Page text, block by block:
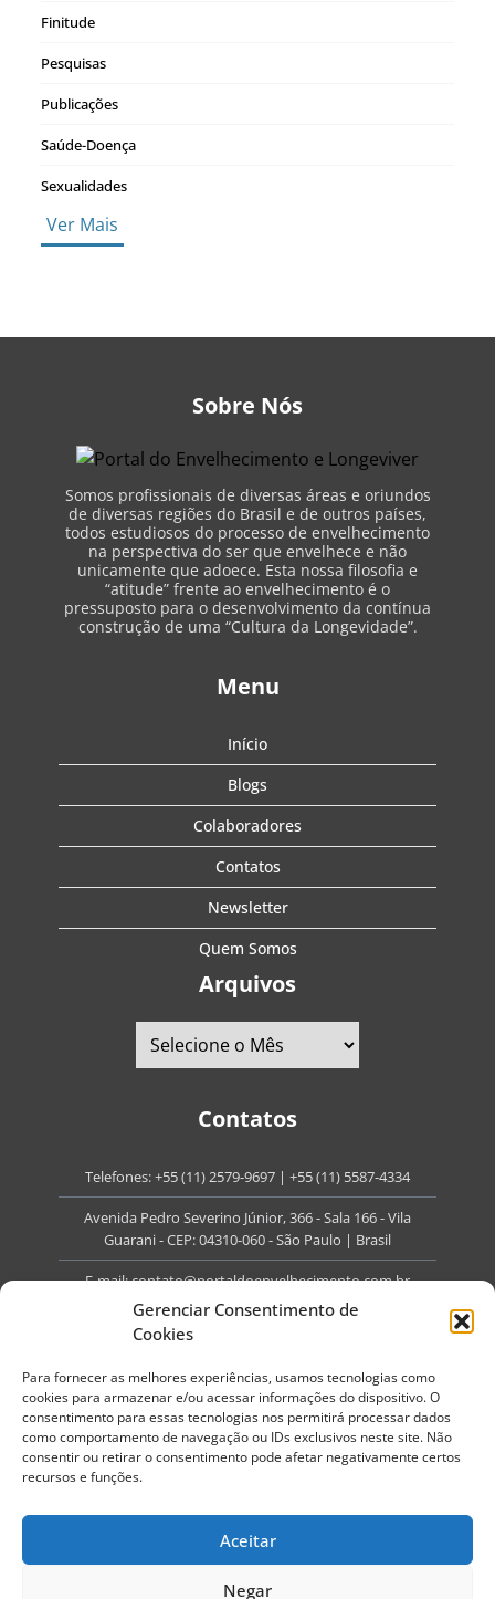
Gerenciar Consentimento de
Cookies
Para fornecer as melhores experiências, usamos tecnologias como
cookies para armazenar e/ou acessar informações do dispositivo. O
consentimento para essas tecnologias nos permitirá processar dados
como comportamento de navegação ou IDs exclusivos neste site. Não
consentir ou retirar o consentimento pode afetar negativamente certos
recursos e funções.
Aceitar
Negar
Finitude
Pesquisas
Publicações
Saúde-Doença
Sexualidades
Ver Mais
Sobre Nós
Somos profissionais de diversas áreas e oriundos
de diversas regiões do Brasil e de outros países,
todos estudiosos do processo de envelhecimento
na perspectiva do ser que envelhece e não
unicamente que adoece. Esta nossa filosofia e
“atitude” frente ao envelhecimento é o
pressuposto para o desenvolvimento da contínua
construção de uma “Cultura da Longevidade”.
Menu
Início
Blogs
Colaboradores
Contatos
Newsletter
Quem Somos
Arquivos
Contatos
Telefones:+55 (11) 2579-9697 | +55 (11) 5587-4334
Avenida Pedro Severino Júnior, 366 - Sala 166 - Vila
Guarani - CEP: 04310-060 - São Paulo | Brasil
E-mail:contato@portaldoenvelhecimento.com.br
Website:portaldoenvelhecimento.com.br
Todos os direitos reservados.